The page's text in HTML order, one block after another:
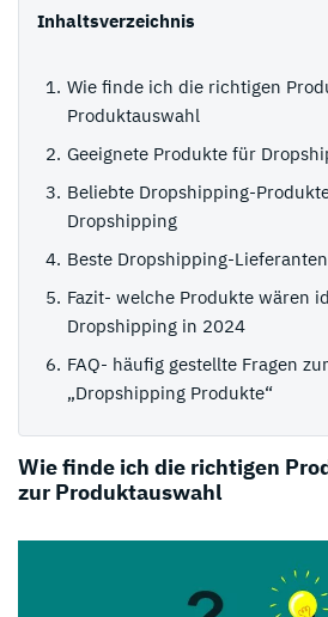
Inhaltsverzeichnis
Wie finde ich die richtigen
Produktauswahl
Geeignete Produkte für
Beliebte Dropshipping-
Dropshipping
Beste Dropshipping-
Fazit- welche Produkte wären
Dropshipping in 2024
FAQ- häufig gestellte Fragen
„Dropshipping Produkte“
Wie finde ich die richtigen
zur Produktauswahl